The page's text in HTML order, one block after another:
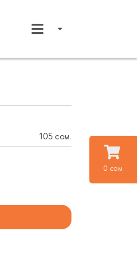
0 сом.
105 сом.